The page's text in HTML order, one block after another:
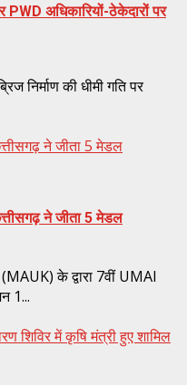
PWD अधिकारियों-ठेकेदारों पर
निर्माण की धीमी गति पर
ने जीता 5 मेडल
ने जीता 5 मेडल
के द्वारा 7वीं UMAI
1...
शिविर में कृषि मंत्री हुए शामिल